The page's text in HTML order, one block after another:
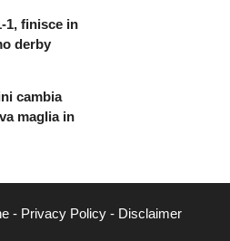
1, finisce in
derby
cambia
maglia in
- Privacy Policy- Disclaimer